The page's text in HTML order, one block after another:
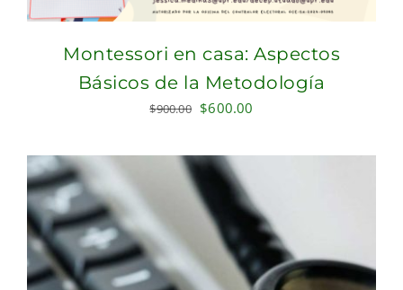
Montessori en casa: Aspectos
Básicos de la Metodología
$900.00 Original
was:
$900.00.
$600.00
is: